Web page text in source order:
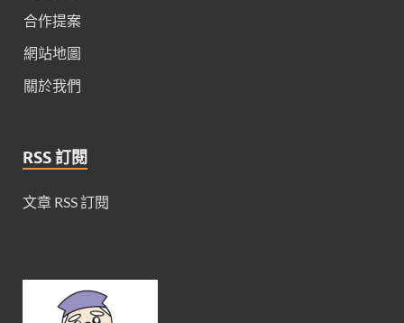
合作提案
網站地圖
關於我們
RSS 訂閱
文章 RSS 訂閱